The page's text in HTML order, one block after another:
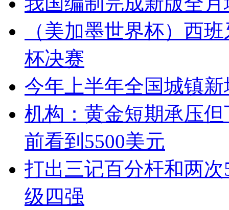
（美加墨世界杯）西
杯决赛
今年上半年全国城镇
机构：黄金短期承压
前看到5500美元
打出三记百分杆和两
级四强